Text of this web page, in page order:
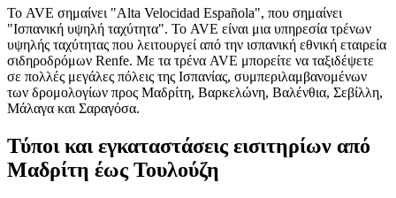
Το AVE σημαίνει "Alta Velocidad Española", που σημαίνει
"Ισπανική υψηλή ταχύτητα". Το AVE είναι μια υπηρεσία τρένων
υψηλής ταχύτητας που λειτουργεί από την ισπανική εθνική εταιρεία
σιδηροδρόμων Renfe. Με τα τρένα AVE μπορείτε να ταξιδέψετε
σε πολλές μεγάλες πόλεις της Ισπανίας, συμπεριλαμβανομένων
των δρομολογίων προς Μαδρίτη, Βαρκελώνη, Βαλένθια, Σεβίλλη,
Μάλαγα και Σαραγόσα.
Τύποι και εγκαταστάσεις εισιτηρίων από
Μαδρίτη έως Τουλούζη